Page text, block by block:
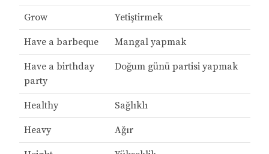
Grow Yetiştirmek
Have a barbeque Mangal yapmak
Have a birthday
party
Doğum günü partisi yapmak
Healthy Sağlıklı
Heavy Ağır